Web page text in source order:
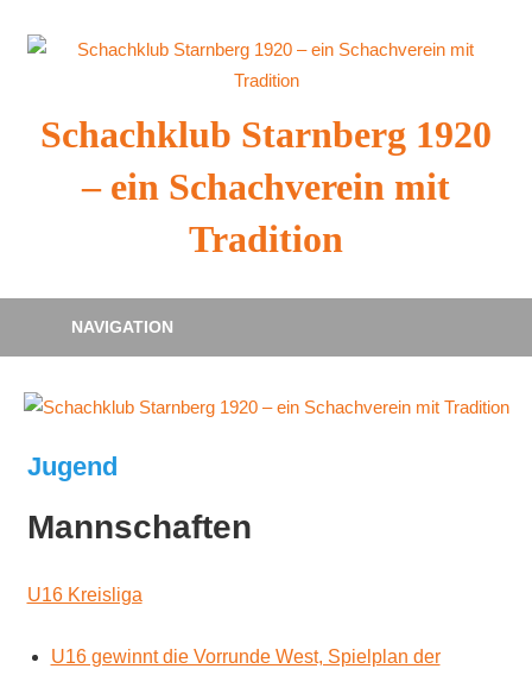
Inhalt
Schachklub Starnberg 1920
– ein Schachverein mit
Tradition
NAVIGATION
Jugend
Mannschaften
U16 Kreisliga
U16 gewinnt die Vorrunde West, Spielplan der